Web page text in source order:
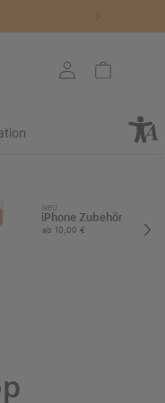
Mein KontoWarenkorb
NEU
iPhone Zubehör
ab 10,00 €